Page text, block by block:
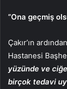
“Ona geçmiş
Çakır’ın
Hastanesi
yüzünde ve
birçok tedavi